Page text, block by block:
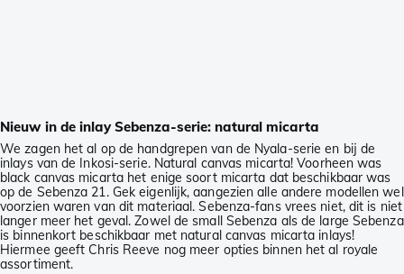
Nieuw in de inlay Sebenza-serie: natural micarta
We zagen het al op de handgrepen van de Nyala-serie en bij de
inlays van de Inkosi-serie. Natural canvas micarta! Voorheen was
black canvas micarta het enige soort micarta dat beschikbaar was
op de Sebenza 21. Gek eigenlijk, aangezien alle andere modellen wel
voorzien waren van dit materiaal. Sebenza-fans vrees niet, dit is niet
langer meer het geval. Zowel de small Sebenza als de large Sebenza
is binnenkort beschikbaar met natural canvas micarta inlays!
Hiermee geeft Chris Reeve nog meer opties binnen het al royale
assortiment.